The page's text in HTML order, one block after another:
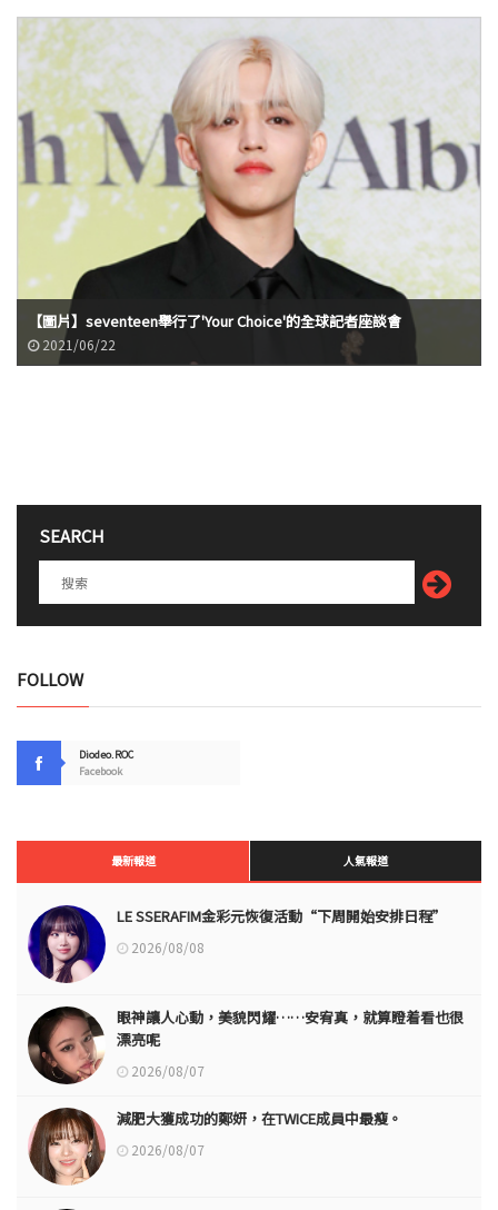
【圖片】seventeen舉行了'Your Choice'的全球記者座談會
2021/06/22
SEARCH
FOLLOW
Diodeo.ROC
Facebook
最新報道 人氣報道
LE SSERAFIM金彩元恢復活動“下周開始安排日程”
2026/08/08
眼神讓人心動，美貌閃耀……安宥真，就算瞪着看也很
漂亮呢
2026/08/07
減肥大獲成功的鄭妍，在TWICE成員中最瘦。
2026/08/07